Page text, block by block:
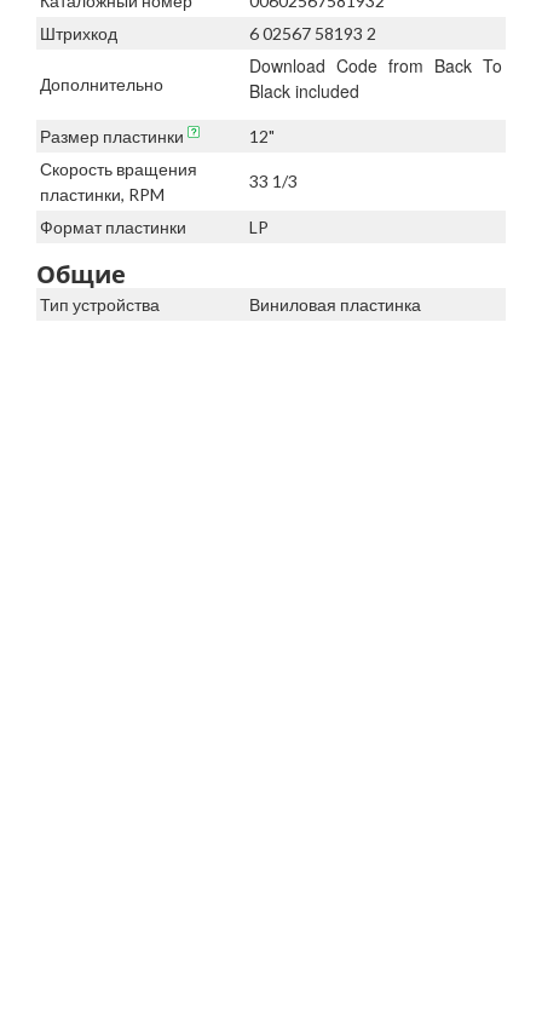
Штрихкод
6 02567 58193 2
Дополнительно
Download Code from Back To
Black included
Размер пластинки
12"
Скорость вращения
пластинки, RPM
33 1/3
Формат пластинки LP
Общие
Тип устройства Виниловая пластинка